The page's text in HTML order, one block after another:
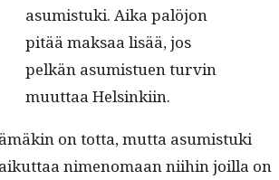
asum­is­tu­ki. Aika palöjon
pitää mak­saa lisää, jos
pelkän asum­istuen turvin
muut­taa Helsinkiin.
on tot­ta, mut­ta asum­is­tu­ki
nimeno­maan niihin joil­la on